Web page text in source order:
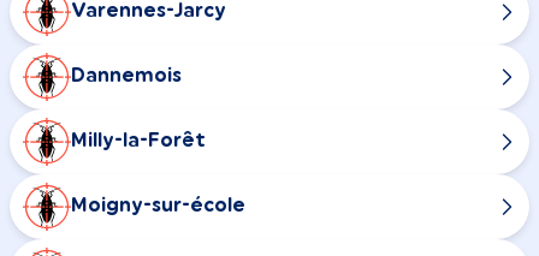
Varennes-Jarcy
Dannemois
Milly-la-Forêt
Moigny-sur-école